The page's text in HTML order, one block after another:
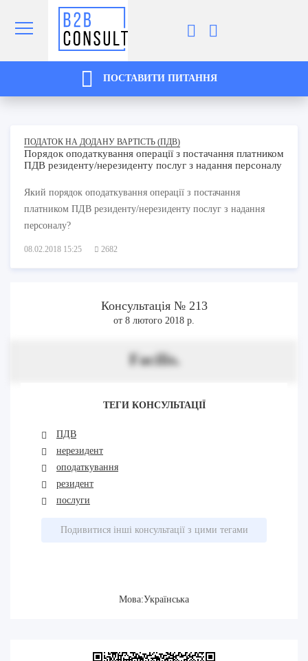
ПОСТАВИТИ ПИТАННЯ
ПОДАТОК НА ДОДАНУ ВАРТІСТЬ (ПДВ)
Порядок оподаткування операції з постачання платником
ПДВ резиденту/нерезиденту послуг з надання персоналу
Який порядок оподаткування операції з постачання
платником ПДВ резиденту/нерезиденту послуг з надання
персоналу?
08.02.2018 15:25 2682
Консультація № 213
от 8 лютого 2018 р.
Facilis.
ТЕГИ КОНСУЛЬТАЦІЇ
ПДВ
нерезидент
оподаткування
резидент
послуги
Подивитися інші консультації з цими тегами
Мова:Українська